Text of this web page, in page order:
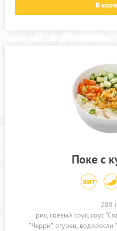
В
Поке с
280
рис соевый соус соус
"Черри" огурец водоросли